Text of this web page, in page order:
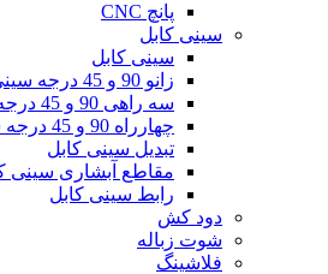
پانچ CNC
سینی کابل
سینی کابل
زانو 90 و 45 درجه سینی کابل افقی
سه راهی 90 و 45 درجه سینی کابل
چهارراه 90 و 45 درجه سینی کابل
تبدیل سینی کابل
مقاطع آبشاری سینی
رابط سینی کابل
دود کش
شوت زباله
فلاشینگ